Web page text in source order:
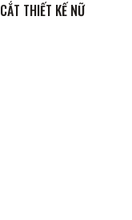
CẮT THIẾT KẾ NỮ